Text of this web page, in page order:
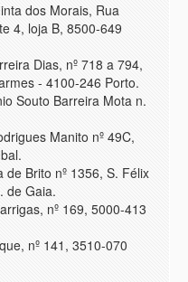
dos Morais, Rua
4, loja B, 8500-649
Dias, nº 718 a 794,
- 4100-246 Porto.
Souto Barreira Mota n.
Manito nº 49C,
Brito nº 1356, S. Félix
de Gaia.
nº 169, 5000-413
nº 141, 3510-070